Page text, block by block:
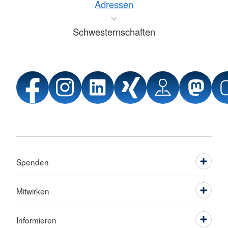
Adressen
Schwesternschaften
Spenden
Mitwirken
Informieren